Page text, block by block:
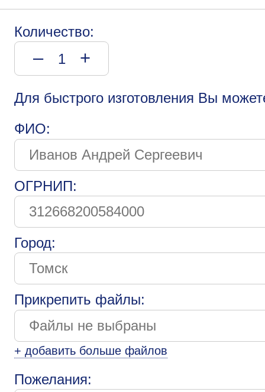
Количество:
– +
Для быстрого изготовления Вы
ФИО:
ОГРНИП:
Город:
Прикрепить файлы:
+ добавить больше файлов
Пожелания: